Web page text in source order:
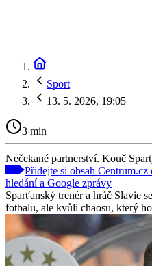
Sport
13. 5. 2026, 19:05
3 min
Nečekané partnerství. Kouč
Přidejte si obsah
hledání a Google zprávy
Sparťanský trenér a hráč Slavie
fotbalu, ale kvůli chaosu, který